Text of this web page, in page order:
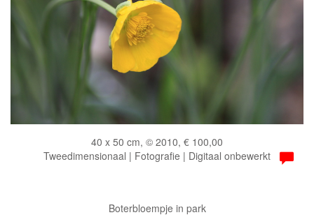
40 x 50 cm, © 2010, € 100,00
Tweedimensionaal | Fotografie | Digitaal onbewerkt
Boterbloempje in park